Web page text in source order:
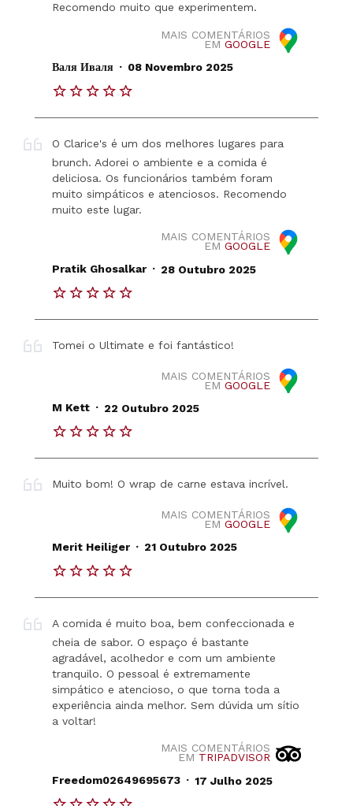
Recomendo muito que experimentem.
MAIS COMENTÁRIOS
EM GOOGLE
Валя Иваля . 08 Novembro 2025
O Clarice's é um dos melhores lugares para
brunch. Adorei o ambiente e a comida é
deliciosa. Os funcionários também foram
muito simpáticos e atenciosos. Recomendo
muito este lugar.
MAIS COMENTÁRIOS
EM GOOGLE
Pratik Ghosalkar . 28 Outubro 2025
Tomei o Ultimate e foi fantástico!
MAIS COMENTÁRIOS
EM GOOGLE
M Kett . 22 Outubro 2025
Muito bom! O wrap de carne estava incrível.
MAIS COMENTÁRIOS
EM GOOGLE
Merit Heiliger . 21 Outubro 2025
A comida é muito boa, bem confeccionada e
cheia de sabor. O espaço é bastante
agradável, acolhedor e com um ambiente
tranquilo. O pessoal é extremamente
simpático e atencioso, o que torna toda a
experiência ainda melhor. Sem dúvida um sítio
a voltar!
MAIS COMENTÁRIOS
EM TRIPADVISOR
Freedom02649695673 . 17 Julho 2025